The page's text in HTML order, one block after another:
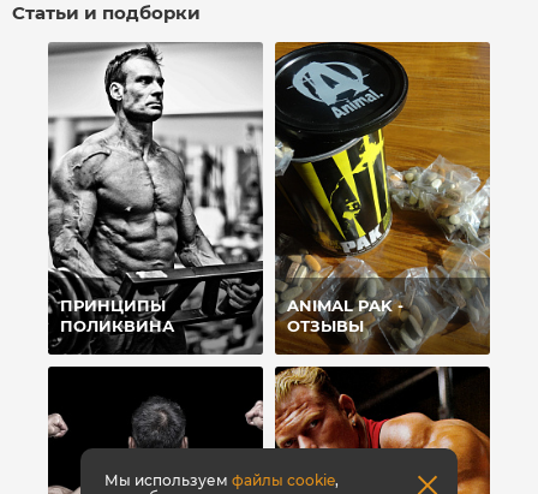
Статьи и подборки
ПРИНЦИПЫ
ПОЛИКВИНА
ANIMAL PAK -
ОТЗЫВЫ
Мы используемфайлы cookie,